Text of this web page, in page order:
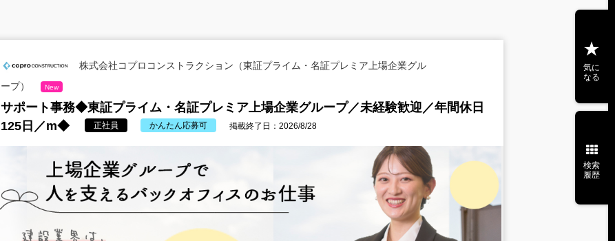
株式会社コプロコンストラクション（東証プライム・名証プレミア上場企業グル
ープ）
New
サポート事務◆東証プライム・名証プレミア上場企業グループ／未経験歓迎／年間休日
125日／m◆
正社員 かんたん応募可 掲載終了日：2026/8/28
気に
なる
検索
履歴